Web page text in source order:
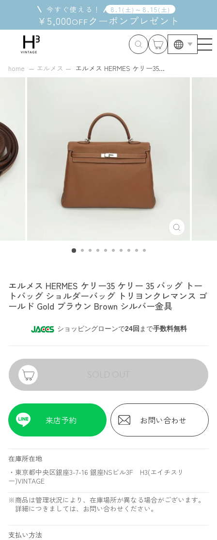
キ
今すぐ使える！ 8 . 1 ( 土) ～ 8 . 15( 土)
¥5,000OFFクーポン プレゼント
home エルメス エルメス HERMES ケリー35...
エルメス HERMES ケリー35 ケリー 35 バッグ トー
トバッグ ショルダーバッグ トリヨンクレマンス ゴ
ールド Gold ブラウン Brown シルバー金具
ショッピングローンで24回 まで手数料無料
来店予約 お問い合わせ
在庫所在地
・東京都中央区銀座3-7-16 銀座NSビル3F H3(エイチスリ
ー)VINTAGE
※商品は管理状況により、在庫場所が異なる場合がございます。
詳細につきましては、お問い合わせください。
支払い方法